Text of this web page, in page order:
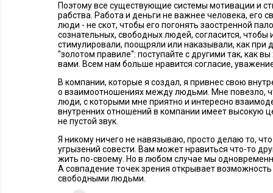
Поэтому все существующие системы мотивации и
рабства. Работа и деньги не важнее человека, его
люди - не скот, чтобы его погонять заостренной
сознательных, свободных людей, согласится, чтобы
стимулировали, поощряли или наказывали, как при
''золотом правиле'': поступайте с другими так, как
вами. Всем нам больше нравится согласие,
В компании, которые я создал, я привнес свою
о взаимоотношениях между людьми. Мне повезло,
люди, с которыми мне приятно и интересно
внутренних отношений в компании имеет высокую
не пустой звук.
Я никому ничего не навязываю, просто делаю то,
угрызений совести. Вам может нравиться что-то
жить по-своему. Но в любом случае мы
А совпадение точек зрения открывает
свободными людьми.